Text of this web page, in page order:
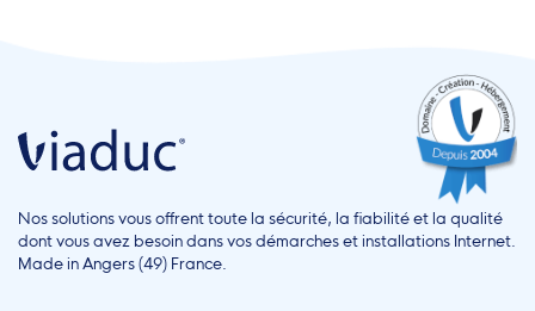
Nos solutions vous offrent toute la sécurité, la fiabilité et la qualité
dont vous avez besoin dans vos démarches et installations Internet.
Made in Angers (49) France.